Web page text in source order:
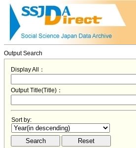
Output Search
Display All：
Output Title(Title)：
Sort by: